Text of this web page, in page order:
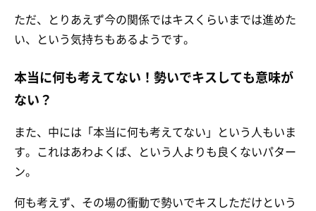
ただ、とりあえず今の関係ではキスくらいまでは進めた
い、という気持ちもあるようです。
本当に何も考えてない！勢いでキスしても意味が
ない？
また、中には「本当に何も考えてない」という人もいま
す。これはあわよくば、という人よりも良くないパター
ン。
何も考えず、その場の衝動で勢いでキスしただけという